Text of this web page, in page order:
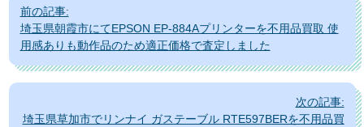
稿
ナ
ビ
ゲ
ー
前の記事:
埼玉県朝霞市にてEPSON EP-884Aプリンターを不用品買取 使
用感ありも動作品のため適正価格で査定しました
次の記事:
埼玉県草加市でリンナイ ガステーブル RTE597BERを不用品買